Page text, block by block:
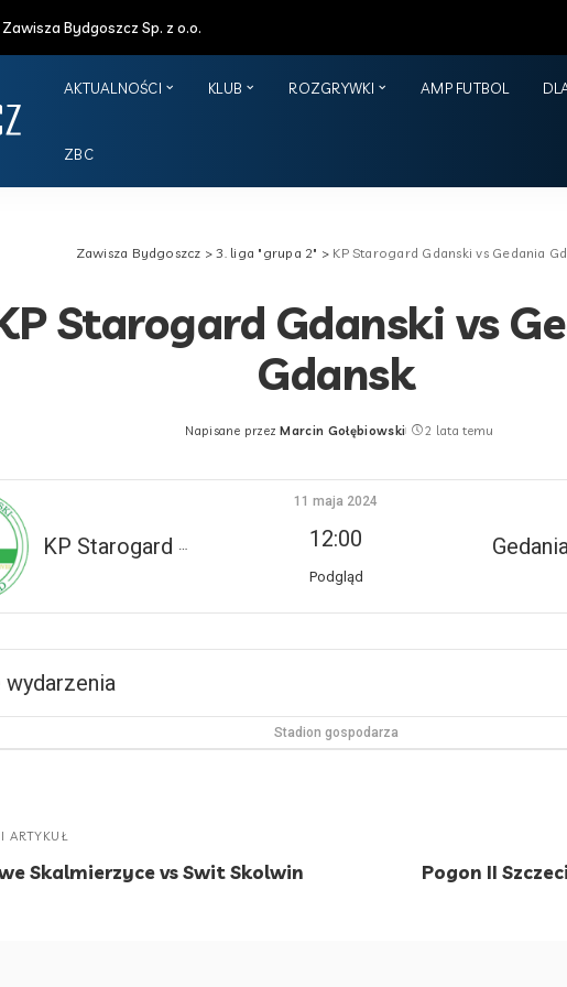
Zawisza Bydgoszcz Sp. z o.o.
AKTUALNOŚCI KLUB ROZGRYWKI AMP FUTBOL
ZBC
Zawisza Bydgoszcz >3. liga "grupa 2" > KP Starogard Gdanski vs Gedania
Starogard Gdanski vs
Gdansk
Posted
Napisane przez Marcin Gołębiowski 2 lata temu
KP Starogard Gdański
11 maja 2024
12:00
Podgląd
Stadion gospodarza
ARTYKUŁ
Skalmierzyce vs Swit Skolwin Pogon II